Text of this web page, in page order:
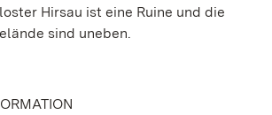
Hirsau ist eine Ruine und die
sind uneben.